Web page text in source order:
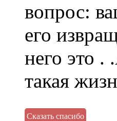
вопрос:
его
него это .
такая
Сказать спасибо